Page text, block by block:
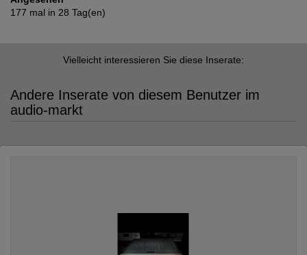
177 mal in 28 Tag(en)
Vielleicht interessieren Sie diese Inserate:
Andere Inserate von diesem Benutzer im
audio-markt